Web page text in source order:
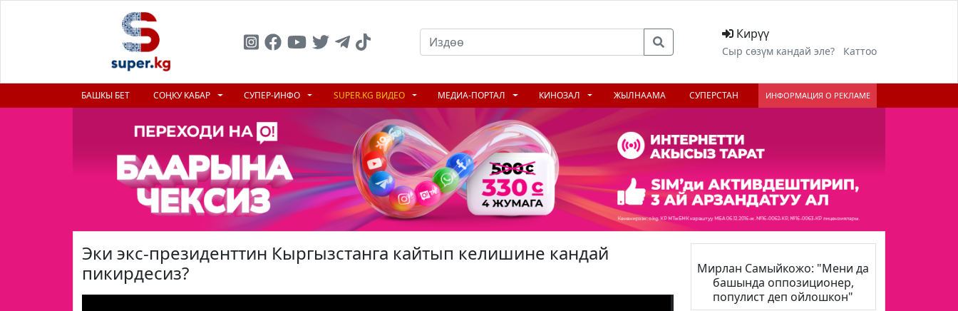
Кирүү
Сыр сөзүм кандай эле? Каттоо
БАШКЫ БЕТ СОҢКУ КАБАР СУПЕР-ИНФО SUPER.KG ВИДЕО МЕДИА-ПОРТАЛ КИНОЗАЛ ЖЫЛНААМА СУПЕРСТАН ИНФОРМАЦИЯ О РЕКЛАМЕ
Эки экс-президенттин Кыргызстанга кайтып келишине кандай
пикирдесиз?
Мирлан Самыйкожо: "Мени да
башында оппозиционер,
популист деп ойлошкон"